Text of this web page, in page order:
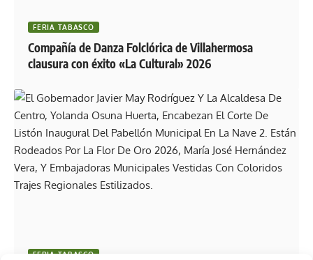
FERIA TABASCO
Compañía de Danza Folclórica de Villahermosa
clausura con éxito «La Cultural» 2026
FERIA TABASCO